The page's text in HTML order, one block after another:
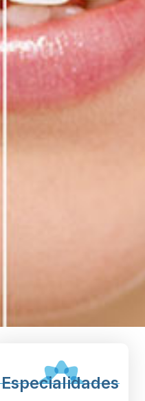
Especialidades